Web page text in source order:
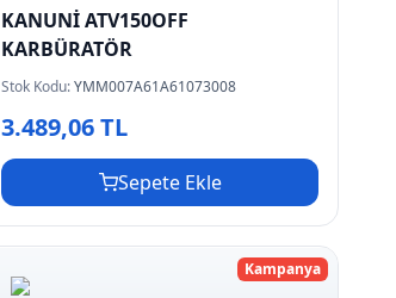
KANUNİ ATV150OFF
KARBÜRATÖR
Stok Kodu:YMM007A61A61073008
3.489,06 TL
Sepete Ekle
Kampanya